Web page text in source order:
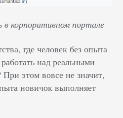
в корпоративном портале
где человек без опыта
над реальными
этом вовсе не значит,
новичок выполняет